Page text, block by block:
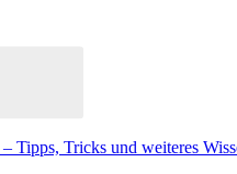
Tipps, Tricks und weiteres